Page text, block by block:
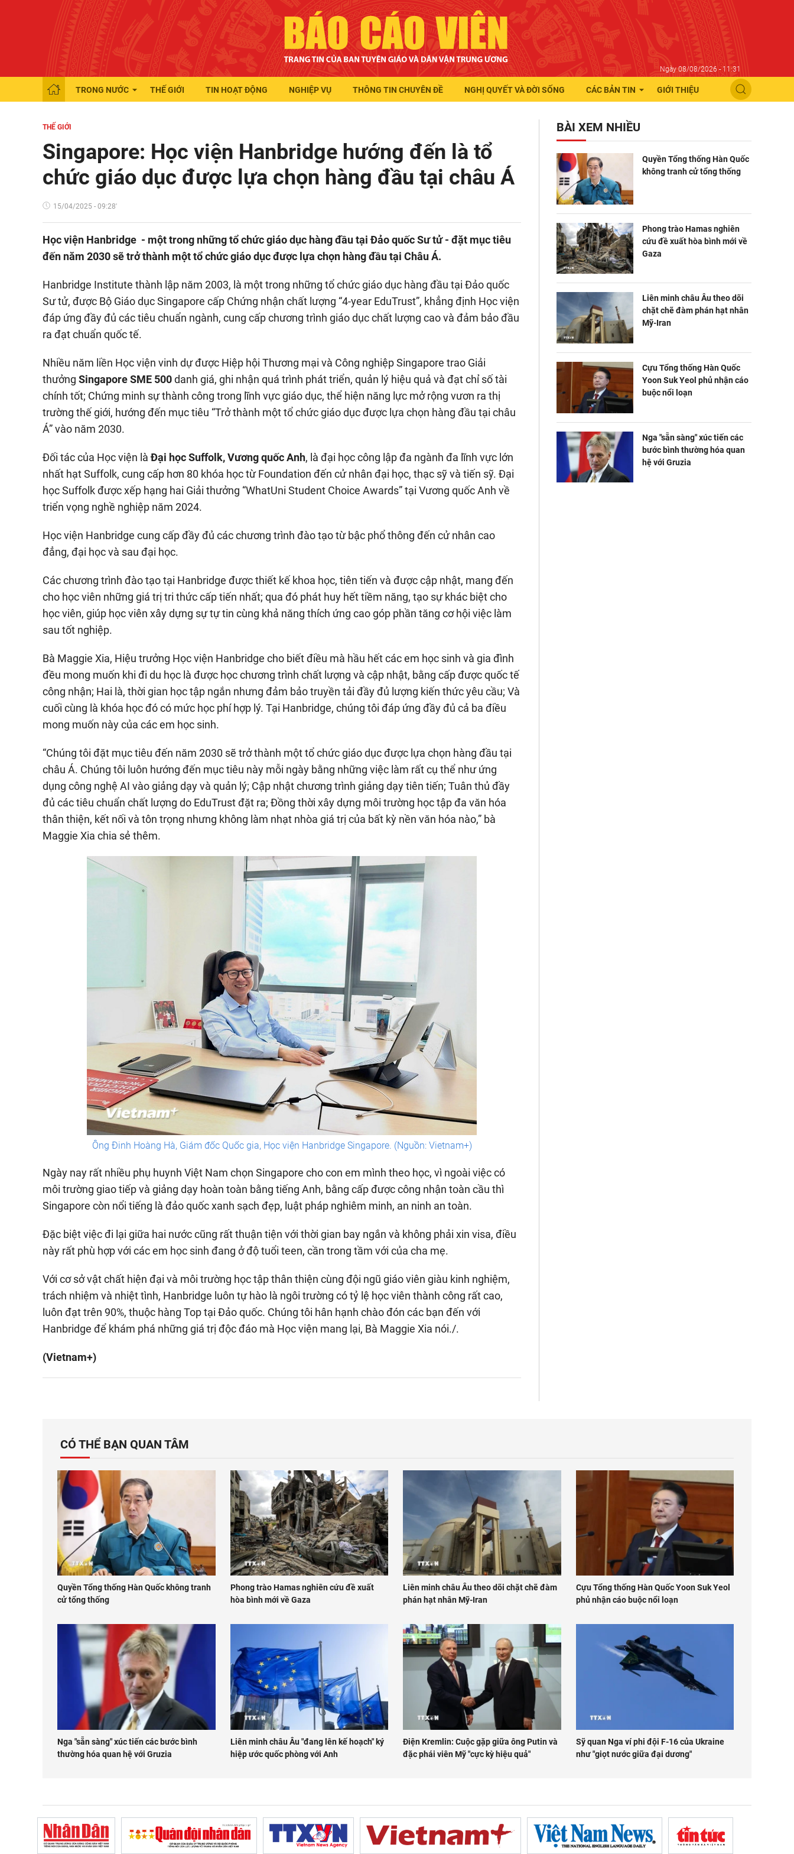
Ngày 08/08/2026 - 11:31
TRONG NƯỚC THẾ GIỚI TIN HOẠT ĐỘNG NGHIỆP VỤ THÔNG TIN CHUYÊN ĐỀ NGHỊ QUYẾT VÀ ĐỜI SỐNG CÁC BẢN TIN GIỚI THIỆU
THẾ GIỚI
Singapore: Học viện Hanbridge hướng đến là tổ
chức giáo dục được lựa chọn hàng đầu tại châu Á
15/04/2025 - 09:28'
Học viện Hanbridge - một trong những tổ chức giáo dục hàng đầu tại Đảo quốc Sư tử - đặt mục tiêu
đến năm 2030 sẽ trở thành một tổ chức giáo dục được lựa chọn hàng đầu tại Châu Á.
Hanbridge Institute thành lập năm 2003, là một trong những tổ chức giáo dục hàng đầu tại Đảo quốc
Sư tử, được Bộ Giáo dục Singapore cấp Chứng nhận chất lượng “4-year EduTrust”, khẳng định Học viện
đáp ứng đầy đủ các tiêu chuẩn ngành, cung cấp chương trình giáo dục chất lượng cao và đảm bảo đầu
ra đạt chuẩn quốc tế.
Nhiều năm liền Học viện vinh dự được Hiệp hội Thương mại và Công nghiệp Singapore trao Giải
thưởng Singapore SME 500danh giá, ghi nhận quá trình phát triển, quản lý hiệu quả và đạt chỉ số tài
chính tốt; Chứng minh sự thành công trong lĩnh vực giáo dục, thể hiện năng lực mở rộng vươn ra thị
trường thế giới, hướng đến mục tiêu “Trở thành một tổ chức giáo dục được lựa chọn hàng đầu tại châu
Á” vào năm 2030.
Đối tác của Học viện làĐại học Suffolk, Vương quốc Anh, là đại học công lập đa ngành đa lĩnh vực lớn
nhất hạt Suffolk, cung cấp hơn 80 khóa học từ Foundation đến cử nhân đại học, thạc sỹ và tiến sỹ. Đại
học Suffolk được xếp hạng hai Giải thưởng “WhatUni Student Choice Awards” tại Vương quốc Anh về
triển vọng nghề nghiệp năm 2024.
Học viện Hanbridge cung cấp đầy đủ các chương trình đào tạo từ bậc phổ thông đến cử nhân cao
đẳng, đại học và sau đại học.
Các chương trình đào tạo tại Hanbridge được thiết kế khoa học, tiên tiến và được cập nhật, mang đến
cho học viên những giá trị tri thức cấp tiến nhất; qua đó phát huy hết tiềm năng, tạo sự khác biệt cho
học viên, giúp học viên xây dựng sự tự tin cùng khả năng thích ứng cao góp phần tăng cơ hội việc làm
sau tốt nghiệp.
Bà Maggie Xia, Hiệu trưởng Học viện Hanbridge cho biết điều mà hầu hết các em học sinh và gia đình
đều mong muốn khi đi du học là được học chương trình chất lượng và cập nhật, bằng cấp được quốc tế
công nhận; Hai là, thời gian học tập ngắn nhưng đảm bảo truyền tải đầy đủ lượng kiến thức yêu cầu; Và
cuối cùng là khóa học đó có mức học phí hợp lý. Tại Hanbridge, chúng tôi đáp ứng đầy đủ cả ba điều
mong muốn này của các em học sinh.
“Chúng tôi đặt mục tiêu đến năm 2030 sẽ trở thành một tổ chức giáo dục được lựa chọn hàng đầu tại
châu Á. Chúng tôi luôn hướng đến mục tiêu này mỗi ngày bằng những việc làm rất cụ thể như ứng
dụng công nghệ AI vào giảng dạy và quản lý; Cập nhật chương trình giảng dạy tiên tiến; Tuân thủ đầy
đủ các tiêu chuẩn chất lượng do EduTrust đặt ra; Đồng thời xây dựng môi trường học tập đa văn hóa
thân thiện, kết nối và tôn trọng nhưng không làm nhạt nhòa giá trị của bất kỳ nền văn hóa nào,” bà
Maggie Xia chia sẻ thêm.
Ông Đinh Hoàng Hà, Giám đốc Quốc gia, Học viện Hanbridge Singapore. (Nguồn: Vietnam+)
Ngày nay rất nhiều phụ huynh Việt Nam chọn Singapore cho con em mình theo học, vì ngoài việc có
môi trường giao tiếp và giảng dạy hoàn toàn bằng tiếng Anh, bằng cấp được công nhận toàn cầu thì
Singapore còn nổi tiếng là đảo quốc xanh sạch đẹp, luật pháp nghiêm minh, an ninh an toàn.
Đặc biệt việc đi lại giữa hai nước cũng rất thuận tiện với thời gian bay ngắn và không phải xin visa, điều
này rất phù hợp với các em học sinh đang ở độ tuổi teen, cần trong tầm với của cha mẹ.
Với cơ sở vật chất hiện đại và môi trường học tập thân thiện cùng đội ngũ giáo viên giàu kinh nghiệm,
trách nhiệm và nhiệt tình, Hanbridge luôn tự hào là ngôi trường có tỷ lệ học viên thành công rất cao,
luôn đạt trên 90%, thuộc hàng Top tại Đảo quốc. Chúng tôi hân hạnh chào đón các bạn đến với
Hanbridge để khám phá những giá trị độc đáo mà Học viện mang lại, Bà Maggie Xia nói./.
(Vietnam+)
BÀI XEM NHIỀU
Quyền Tổng thống Hàn Quốc
không tranh cử tổng thống
Phong trào Hamas nghiên
cứu đề xuất hòa bình mới về
Gaza
Liên minh châu Âu theo dõi
chặt chẽ đàm phán hạt nhân
Mỹ-Iran
Cựu Tổng thống Hàn Quốc
Yoon Suk Yeol phủ nhận cáo
buộc nổi loạn
Nga "sẵn sàng" xúc tiến các
bước bình thường hóa quan
hệ với Gruzia
CÓ THỂ BẠN QUAN TÂM
Quyền Tổng thống Hàn Quốc không tranh
cử tổng thống
Phong trào Hamas nghiên cứu đề xuất
hòa bình mới về Gaza
Liên minh châu Âu theo dõi chặt chẽ đàm
phán hạt nhân Mỹ-Iran
Cựu Tổng thống Hàn Quốc Yoon Suk Yeol
phủ nhận cáo buộc nổi loạn
Nga "sẵn sàng" xúc tiến các bước bình
thường hóa quan hệ với Gruzia
Liên minh châu Âu "đang lên kế hoạch" ký
hiệp ước quốc phòng với Anh
Điện Kremlin: Cuộc gặp giữa ông Putin và
đặc phái viên Mỹ "cực kỳ hiệu quả"
Sỹ quan Nga ví phi đội F-16 của Ukraine
như "giọt nước giữa đại dương"